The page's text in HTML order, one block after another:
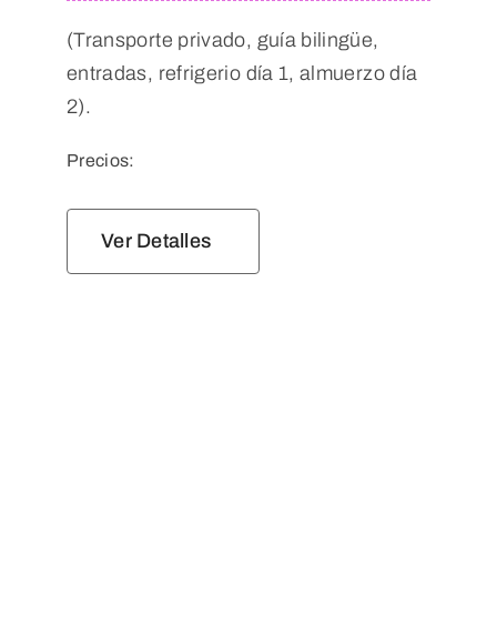
(Transporte privado, guía bilingüe,
entradas, refrigerio día 1, almuerzo día
2).
Precios:
Ver Detalles